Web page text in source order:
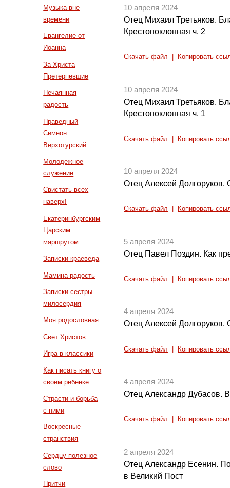
Музыка вне
времени
Евангелие от
Иоанна
За Христа
Претерпевшие
Нечаянная
радость
Праведный
Симеон
Верхотурский
Молодежное
служение
Свистать всех
наверх!
Екатеринбургским
Царским
маршрутом
Записки краеведа
Мамина радость
Записки сестры
милосердия
Моя родословная
Свет Христов
Игра в классики
Как писать книгу о
своем ребенке
Страсти и борьба
с ними
Воскресные
странствия
Сердцу полезное
слово
Притчи
10 апреля 2024
Отец Михаил Третьяков.
Крестопоклонная ч. 2
Скачать файл Копировать
10 апреля 2024
Отец Михаил Третьяков.
Крестопоклонная ч. 1
Скачать файл Копировать
10 апреля 2024
Отец Алексей Долгоруков.
Скачать файл Копировать
5 апреля 2024
Отец Павел Поздин. Как
Скачать файл Копировать
4 апреля 2024
Отец Алексей Долгоруков.
Скачать файл Копировать
4 апреля 2024
Отец Александр Дубасов.
Скачать файл Копировать
2 апреля 2024
Отец Александр Есенин.
в Великий Пост